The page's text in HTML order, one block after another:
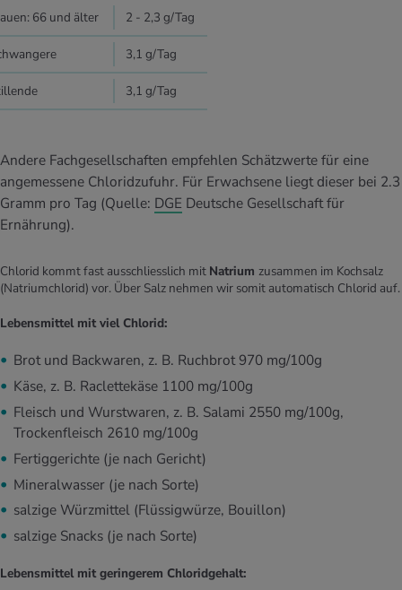
66 und älter 2 - 2,3 g/Tag
3,1 g/Tag
3,1 g/Tag
Andere Fachgesellschaften empfehlen Schätzwerte für eine
angemessene Chloridzufuhr. Für Erwachsene liegt dieser bei 2.3
Gramm pro Tag (Quelle: DGE Deutsche Gesellschaft für
Ernährung).
Chlorid kommt fast ausschliesslich mit Natrium zusammen im Kochsalz
(Natriumchlorid) vor. Über Salz nehmen wir somit automatisch Chlorid auf.
Lebensmittel mit viel Chlorid:
Brot und Backwaren, z. B. Ruchbrot 970 mg/100g
Käse, z. B. Raclettekäse 1100 mg/100g
Fleisch und Wurstwaren, z. B. Salami 2550 mg/100g,
Trockenfleisch 2610 mg/100g
Fertiggerichte (je nach Gericht)
Mineralwasser (je nach Sorte)
salzige Würzmittel (Flüssigwürze, Bouillon)
salzige Snacks (je nach Sorte)
Lebensmittel mit geringerem Chloridgehalt: